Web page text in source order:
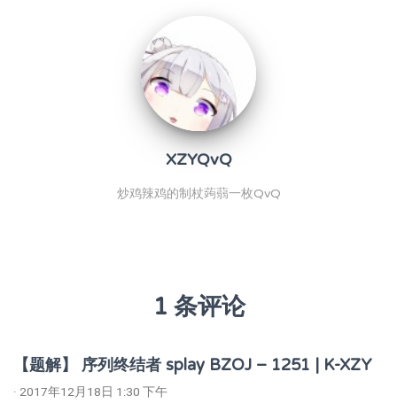
XZYQvQ
炒鸡辣鸡的制杖蒟蒻一枚QvQ
1 条评论
【题解】 序列终结者 splay BZOJ – 1251 | K-XZY
· 2017年12月18日 1:30 下午